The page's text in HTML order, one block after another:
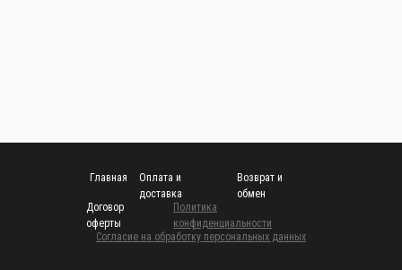
Главная
Оплата и
доставка
Возврат и
обмен
Договор
оферты
Политика
конфиденциальности
Согласие на обработку персональных данных